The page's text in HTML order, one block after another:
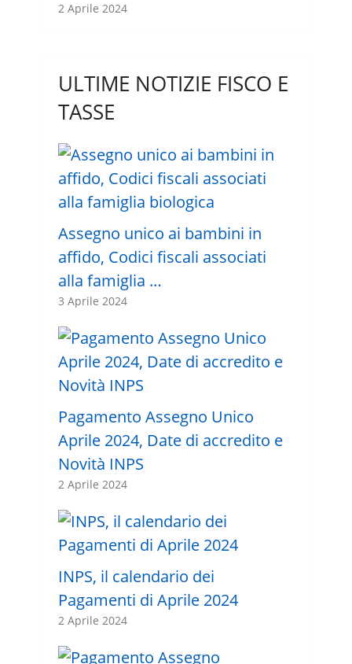
2 Aprile 2024
ULTIME NOTIZIE FISCO E
TASSE
Assegno unico ai bambini in
affido, Codici fiscali associati
alla famiglia …
3 Aprile 2024
Pagamento Assegno Unico
Aprile 2024, Date di accredito e
Novità INPS
2 Aprile 2024
INPS, il calendario dei
Pagamenti di Aprile 2024
2 Aprile 2024